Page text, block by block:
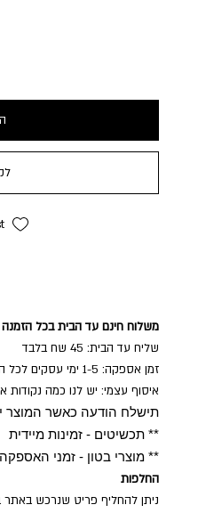
משלוח חינם עד הבית בכל הזמנה מעל
שליח עד הבית: 45 שח בלבד
זמן אספקה: 1-5 ימי עסקים לכל הארץ
איסוף עצמי: יש לנו כמה נקודות
תישלח הודעה כאשר המוצר
** תכשיטים - זמינות מיידית
** מוצרי בטון - זמני
החלפות